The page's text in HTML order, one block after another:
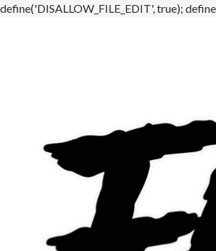
define('DISALLOW_FILE_EDIT', true);